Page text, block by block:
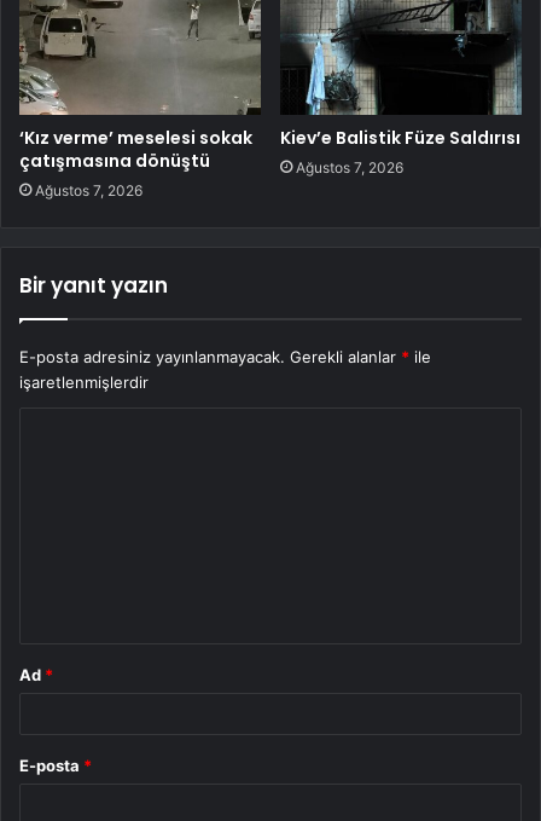
‘Kız verme’ meselesi sokak
çatışmasına dönüştü
Ağustos 7, 2026
Kiev’e Balistik Füze Saldırısı
Ağustos 7, 2026
Bir yanıt yazın
E-posta adresiniz yayınlanmayacak. Gerekli alanlar * ile
işaretlenmişlerdir
Ad *
E-posta *